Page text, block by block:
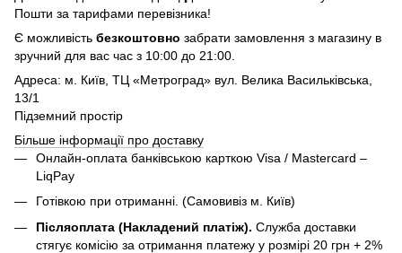
Пошти за тарифами перевізника!
Є можливість безкоштовно забрати замовлення з магазину в
зручний для вас час з 10:00 до 21:00.
Адреса: м. Київ, ТЦ «Метроград» вул. Велика Васильківська,
13/1
Підземний простір
Більше інформації про доставку
Онлайн-оплата банківською карткою Visa / Mastercard –
LiqPay
Готівкою при отриманні. (Самовивіз м. Київ)
Післяоплата (Накладений платіж). Служба доставки
стягує комісію за отримання платежу у розмірі 20 грн + 2%